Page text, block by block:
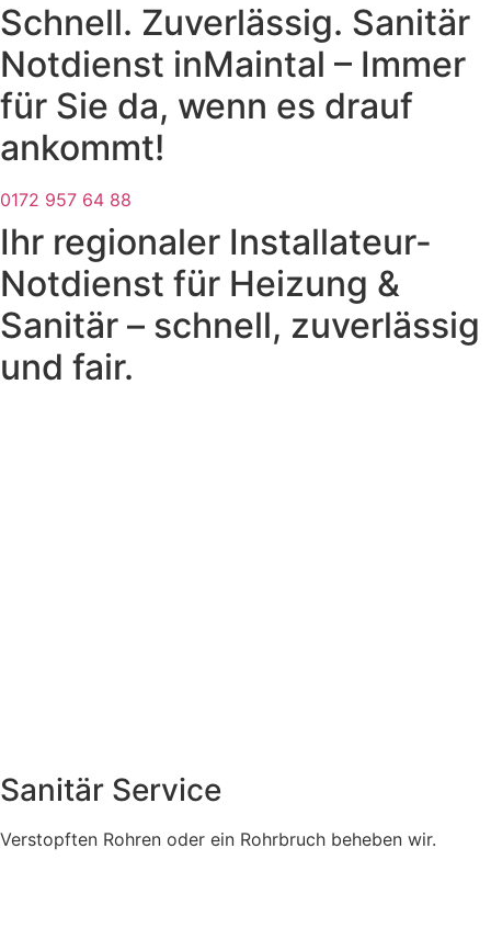
Schnell. Zuverlässig. Sanitär
Notdienst inMaintal – Immer
für Sie da, wenn es drauf
ankommt!
0172 957 64 88
Ihr regionaler Installateur-
Notdienst für Heizung &
Sanitär – schnell, zuverlässig
und fair.
Sanitär Service
Verstopften Rohren oder ein Rohrbruch beheben wir.